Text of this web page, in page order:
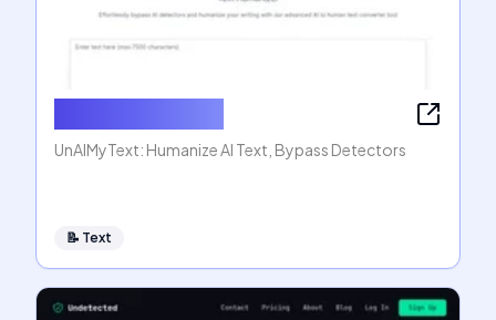
UnAIMyText: Humanize AI Text, Bypass Detectors
📝 Text